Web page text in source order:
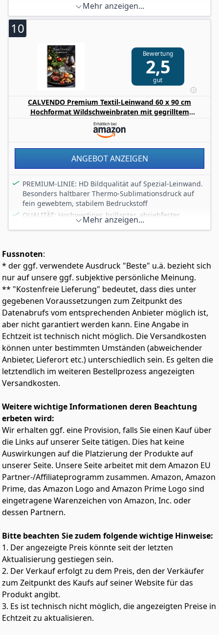
Vakuum verpackt
Mehr anzeigen...
10
Bewertung
2,5
gut
CALVENDO Premium Textil-Leinwand 60 x 90 cm
Hochformat Wildschweinbraten mit gegrilltem
Herbstgemüse | Wandbild, HD-Bild auf Keilrahmen,
Wanddekoration, Kunstdruck von Peter Roder
ANGEBOT ANZEIGEN
PREMIUM-LINIE: HD Bildqualität auf Spezial-Leinwand.
Besonders haltbarer Thermo-Sublimationsdruck auf
fein gewebtem, stabilem Bedruckstoff
QUALITÄT: Hochwertiger, brillanter, abriebfester,
lichtbeständiger Kunstdruck mit stabilem Massivholz-
ÖKO-TEX: Verwendung unbedenklicher
umweltfreundlicher Rohstoffe, Holz aus nachhaltigem
Anbau, 100% Made in Germany,
FÜR ALLERGIKER GEEIGNET: Leinwanddruck ist
wasserfest und kann feucht abgewischt werden, sehr
geeignet für Staub-Allergiker.
DEKO: verwandelt Wohnzimmer, Schlafzimmer, Küche,
Arbeitszimmer sowie Hotelzimmer, Büro- oder
Praxisräume in ein persönliches Wohlfühlambiente
Mehr anzeigen...
Fussnoten:
* der ggf. verwendete Ausdruck "Beste" u.ä. bezieht sich
nur auf unsere ggf. subjektive persönliche Meinung.
** "Kostenfreie Lieferung" bedeutet, dass dies unter
gegebenen Voraussetzungen zum Zeitpunkt des
Datenabrufs vom entsprechenden Anbieter möglich ist,
aber nicht garantiert werden kann. Eine Angabe in
Echtzeit ist technisch nicht möglich. Die Versandkosten
können unter bestimmten Umständen (abweichender
Anbieter, Lieferort etc.) unterschiedlich sein. Es gelten die
letztendlich im weiteren Bestellprozess angezeigten
Versandkosten.
Weitere wichtige Informationen deren Beachtung
erbeten wird:
Wir erhalten ggf. eine Provision, falls Sie einen Kauf über
die Links auf unserer Seite tätigen. Dies hat keine
Auswirkungen auf die Platzierung der Produkte auf
unserer Seite. Unsere Seite arbeitet mit dem Amazon EU
Partner-/Affiliateprogramm zusammen. Amazon, Amazon
Prime, das Amazon Logo and Amazon Prime Logo sind
eingetragene Warenzeichen von Amazon, Inc. oder
dessen Partnern.
Bitte beachten Sie zudem folgende wichtige Hinweise:
1. Der angezeigte Preis könnte seit der letzten
Aktualisierung gestiegen sein.
2. Der Verkauf erfolgt zu dem Preis, den der Verkäufer
zum Zeitpunkt des Kaufs auf seiner Website für das
Produkt angibt.
3. Es ist technisch nicht möglich, die angezeigten Preise in
Echtzeit zu aktualisieren.